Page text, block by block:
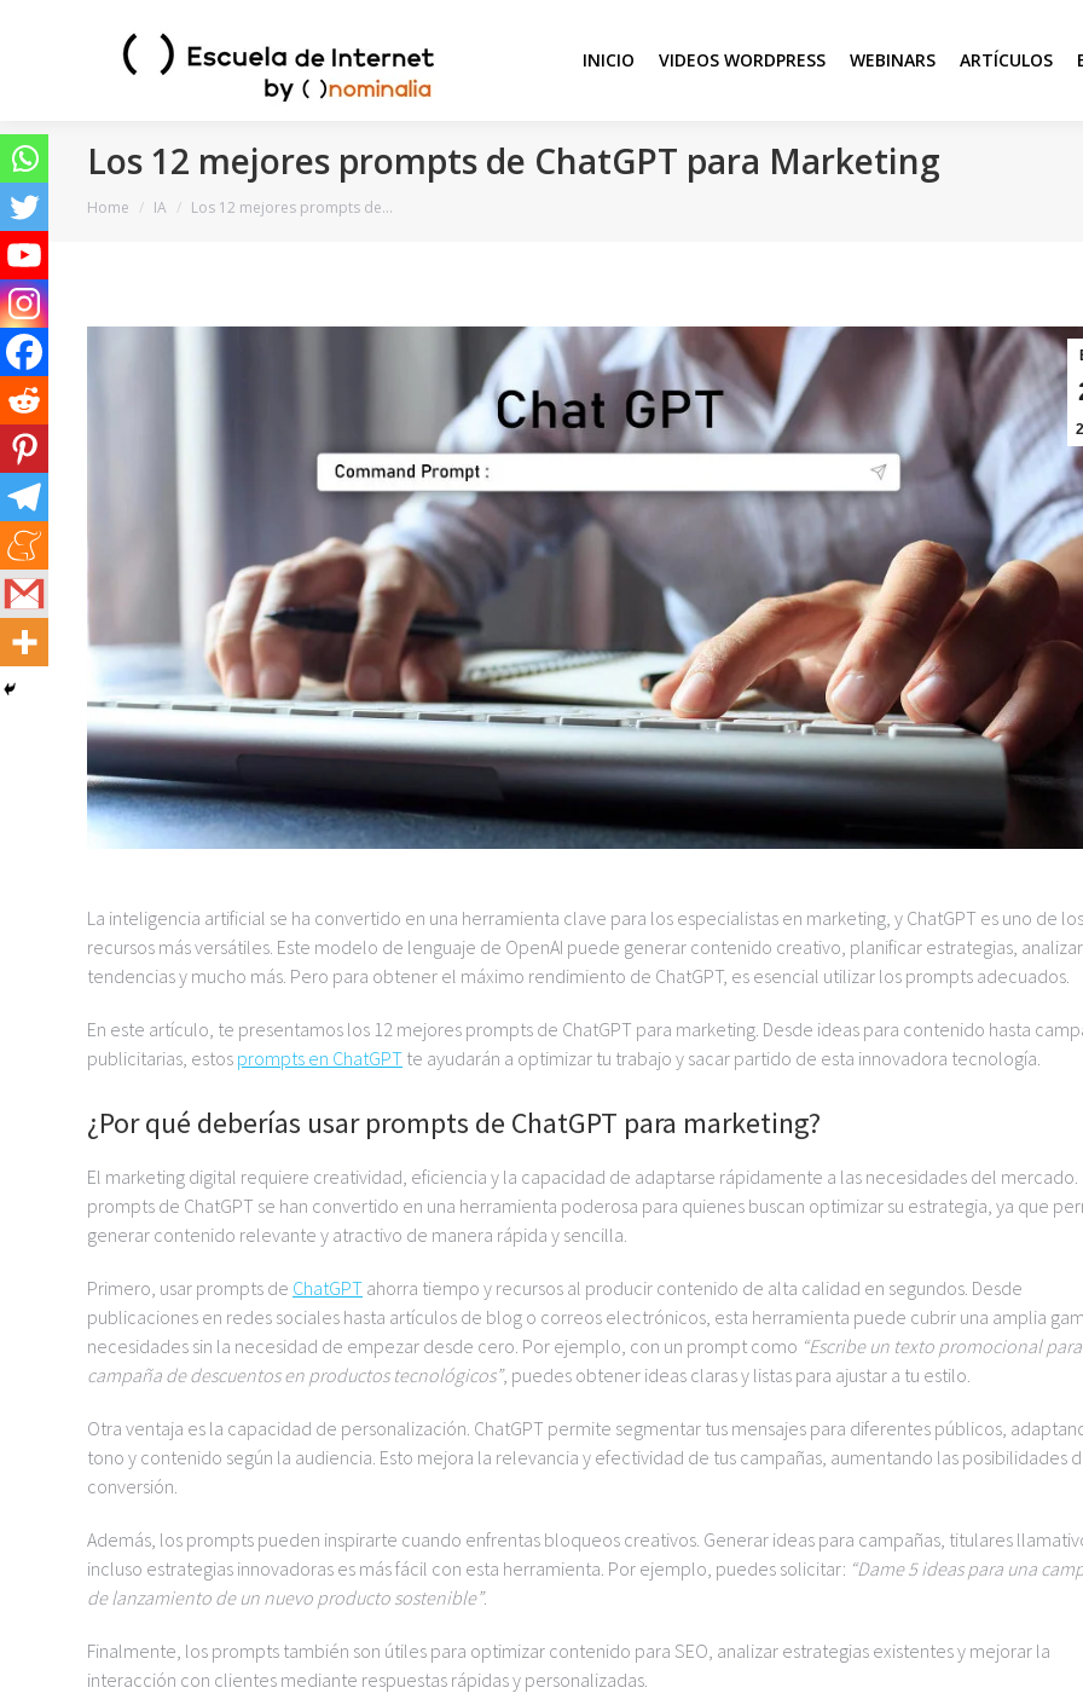
INICIO VIDEOS WORDPRESS WEBINARS ARTÍCULOS
Los 12 mejores prompts de ChatGPT para Marketing
You are here:
Home IA Los 12 mejores prompts de…
La inteligencia artificial se ha convertido en una herramienta clave para los especialistas en marketing, y ChatGPT es uno de los
recursos más versátiles. Este modelo de lenguaje de OpenAI puede generar contenido creativo, planificar estrategias, analizar
tendencias y mucho más. Pero para obtener el máximo rendimiento de ChatGPT, es esencial utilizar los prompts adecuados.
En este artículo, te presentamos los 12 mejores prompts de ChatGPT para marketing. Desde ideas para contenido hasta
publicitarias, estos prompts en ChatGPT te ayudarán a optimizar tu trabajo y sacar partido de esta innovadora tecnología.
¿Por qué deberías usar prompts de ChatGPT para marketing?
El marketing digital requiere creatividad, eficiencia y la capacidad de adaptarse rápidamente a las necesidades del mercado.
prompts de ChatGPT se han convertido en una herramienta poderosa para quienes buscan optimizar su estrategia, ya que
generar contenido relevante y atractivo de manera rápida y sencilla.
Primero, usar prompts de ChatGPT ahorra tiempo y recursos al producir contenido de alta calidad en segundos. Desde
publicaciones en redes sociales hasta artículos de blog o correos electrónicos, esta herramienta puede cubrir una amplia
necesidades sin la necesidad de empezar desde cero. Por ejemplo, con un prompt como “Escribe un texto promocional
campaña de descuentos en productos tecnológicos”, puedes obtener ideas claras y listas para ajustar a tu estilo.
Otra ventaja es la capacidad de personalización. ChatGPT permite segmentar tus mensajes para diferentes públicos,
tono y contenido según la audiencia. Esto mejora la relevancia y efectividad de tus campañas, aumentando las posibilidades
conversión.
Además, los prompts pueden inspirarte cuando enfrentas bloqueos creativos. Generar ideas para campañas, titulares
incluso estrategias innovadoras es más fácil con esta herramienta. Por ejemplo, puedes solicitar: “Dame 5 ideas para una
de lanzamiento de un nuevo producto sostenible”.
Finalmente, los prompts también son útiles para optimizar contenido para SEO, analizar estrategias existentes y mejorar la
interacción con clientes mediante respuestas rápidas y personalizadas.